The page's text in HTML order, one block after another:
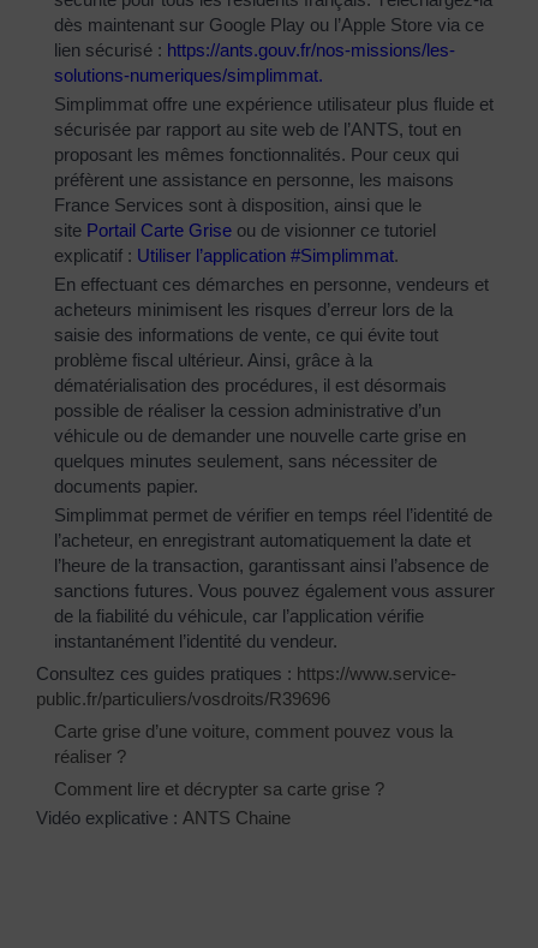
dès maintenant sur Google Play ou l’Apple Store via ce
lien sécurisé : https://ants.gouv.fr/nos-missions/les-
solutions-numeriques/simplimmat.
Simplimmat offre une expérience utilisateur plus fluide et
sécurisée par rapport au site web de l’ANTS, tout en
proposant les mêmes fonctionnalités. Pour ceux qui
préfèrent une assistance en personne, les maisons
France Services sont à disposition, ainsi que le
site Portail Carte Grise ou de visionner ce tutoriel
explicatif : Utiliser l’application #Simplimmat.
En effectuant ces démarches en personne, vendeurs et
acheteurs minimisent les risques d’erreur lors de la
saisie des informations de vente, ce qui évite tout
problème fiscal ultérieur. Ainsi, grâce à la
dématérialisation des procédures, il est désormais
possible de réaliser la cession administrative d’un
véhicule ou de demander une nouvelle carte grise en
quelques minutes seulement, sans nécessiter de
documents papier.
Simplimmat permet de vérifier en temps réel l’identité de
l’acheteur, en enregistrant automatiquement la date et
l’heure de la transaction, garantissant ainsi l’absence de
sanctions futures. Vous pouvez également vous assurer
de la fiabilité du véhicule, car l’application vérifie
instantanément l’identité du vendeur.
Consultez ces guides pratiques : https://www.service-
public.fr/particuliers/vosdroits/R39696
Carte grise d’une voiture, comment pouvez vous la
réaliser ?
Comment lire et décrypter sa carte grise ?
Vidéo explicative : ANTS Chaine